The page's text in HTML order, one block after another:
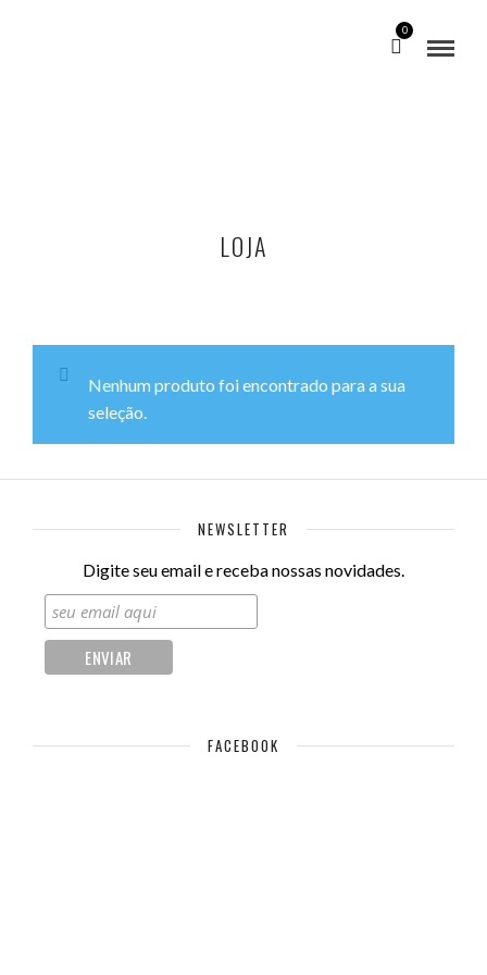
0
LOJA
Nenhum produto foi encontrado para a sua
seleção.
NEWSLETTER
Digite seu email e receba nossas novidades.
FACEBOOK